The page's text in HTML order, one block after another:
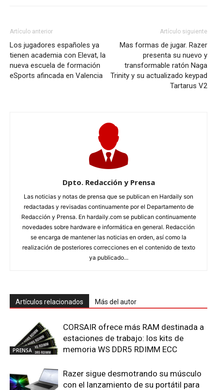
Artículo anterior
Los jugadores españoles ya
tienen academia con Elevat, la
nueva escuela de formación
eSports afincada en Valencia
Artículo siguiente
Mas formas de jugar. Razer
presenta su nuevo y
transformable ratón Naga
Trinity y su actualizado keypad
Tartarus V2
Dpto. Redacción y Prensa
Las noticias y notas de prensa que se publican en Hardaily son
redactadas y revisadas continuamente por el Departamento de
Redacción y Prensa. En hardaily.com se publican continuamente
novedades sobre hardware e informática en general. Redacción
se encarga de mantener las noticias en orden, así como la
realización de posteriores correcciones en el contenido de texto
ya publicado...
Artículos relacionados Más del autor
PRENSA
CORSAIR ofrece más RAM destinada a
estaciones de trabajo: los kits de
memoria WS DDR5 RDIMM ECC
Razer sigue desmotrando su músculo
con el lanzamiento de su portátil para